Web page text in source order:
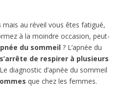
mais au réveil vous êtes fatigué,
à la moindre occasion, peut-
du sommeil ? L’apnée du
de respirer à plusieurs
diagnostic d’apnée du sommeil
que chez les femmes.